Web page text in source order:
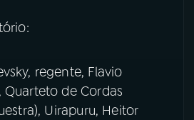
regente, Flavio
de Cordas
Uirapuru, Heitor